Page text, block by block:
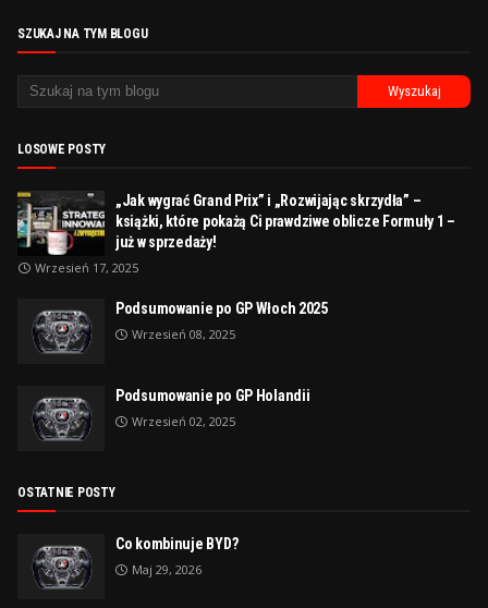
SZUKAJ NA TYM BLOGU
LOSOWE POSTY
„Jak wygrać Grand Prix” i „Rozwijając skrzydła” –
książki, które pokażą Ci prawdziwe oblicze Formuły 1 –
już w sprzedaży!
Wrzesień 17, 2025
Podsumowanie po GP Włoch 2025
Wrzesień 08, 2025
Podsumowanie po GP Holandii
Wrzesień 02, 2025
OSTATNIE POSTY
Co kombinuje BYD?
Maj 29, 2026